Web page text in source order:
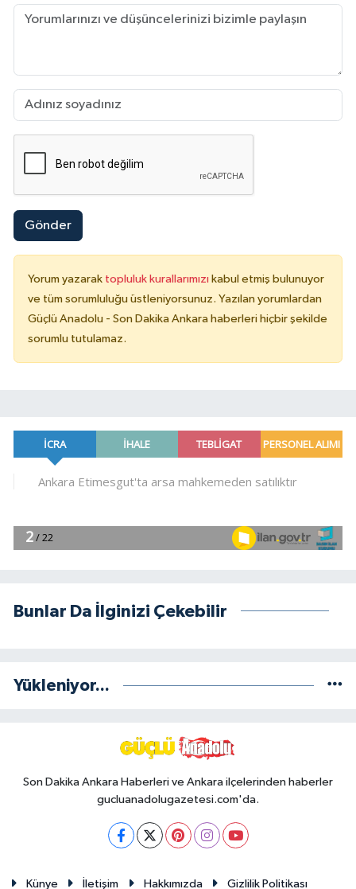
Gönder
Yorum yazarak topluluk kurallarımızı kabul etmiş bulunuyor
ve tüm sorumluluğu üstleniyorsunuz. Yazılan yorumlardan
Güçlü Anadolu - Son Dakika Ankara haberleri hiçbir şekilde
sorumlu tutulamaz.
Bunlar Da İlginizi Çekebilir
Yükleniyor...
Son Dakika Ankara Haberleri ve Ankara ilçelerinden haberler
gucluanadolugazetesi.com'da.
Künye İletişim Hakkımızda Gizlilik Politikası